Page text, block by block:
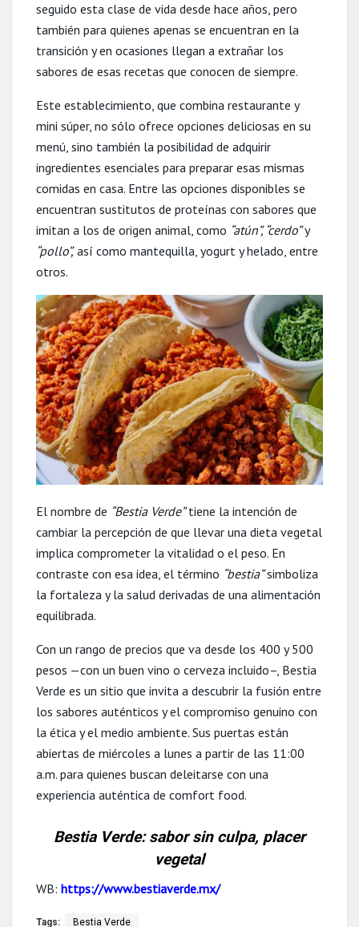
seguido esta clase de vida desde hace años, pero
también para quienes apenas se encuentran en la
transición y en ocasiones llegan a extrañar los
sabores de esas recetas que conocen de siempre.
Este establecimiento, que combina restaurante y
mini súper, no sólo ofrece opciones deliciosas en su
menú, sino también la posibilidad de adquirir
ingredientes esenciales para preparar esas mismas
comidas en casa. Entre las opciones disponibles se
encuentran sustitutos de proteínas con sabores que
imitan a los de origen animal, como “atún”, “cerdo”y
“pollo”,así como mantequilla, yogurt y helado, entre
otros.
El nombre de “Bestia Verde”tiene la intención de
cambiar la percepción de que llevar una dieta vegetal
implica comprometer la vitalidad o el peso. En
contraste con esa idea, el término “bestia”simboliza
la fortaleza y la salud derivadas de una alimentación
equilibrada.
Con un rango de precios que va desde los 400 y 500
pesos —con un buen vino o cerveza incluido–, Bestia
Verde es un sitio que invita a descubrir la fusión entre
los sabores auténticos y el compromiso genuino con
la ética y el medio ambiente. Sus puertas están
abiertas de miércoles a lunes a partir de las 11:00
a.m. para quienes buscan deleitarse con una
experiencia auténtica de comfort food.
Bestia Verde: sabor sin culpa, placer
vegetal
WB: https://www.bestiaverde.mx/
Tags: Bestia Verde